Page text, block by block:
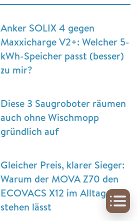
Anker SOLIX 4 gegen
Maxxicharge V2+: Welcher 5-
kWh-Speicher passt (besser)
zu mir?
Diese 3 Saugroboter räumen
auch ohne Wischmopp
gründlich auf
Gleicher Preis, klarer Sieger:
Warum der MOVA Z70 den
ECOVACS X12 im Alltag
stehen lässt